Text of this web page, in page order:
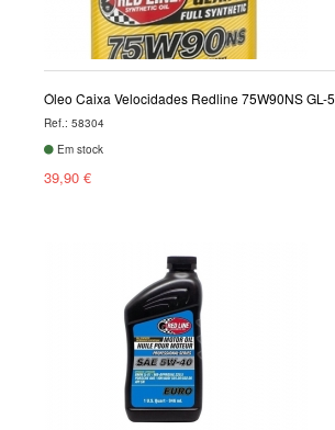
Óleo Caixa Velocidades Redline 75W90NS GL-5
Ref.: 58304
Em stock
39,90 €